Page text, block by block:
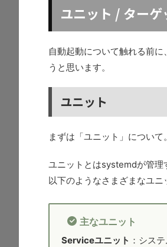
ユニット / ターゲ
自動起動について触れる前
うと思います。
ユニット
まずは「ユニット」について。
ユニットとはsystemdが管理
以下のようなさまざまなユニ
主なユニット
Serviceユニット ：シス